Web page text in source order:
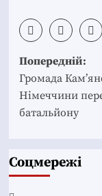
Post
Попередній:
Громада
Німеччини
батальйону
Соцмережі